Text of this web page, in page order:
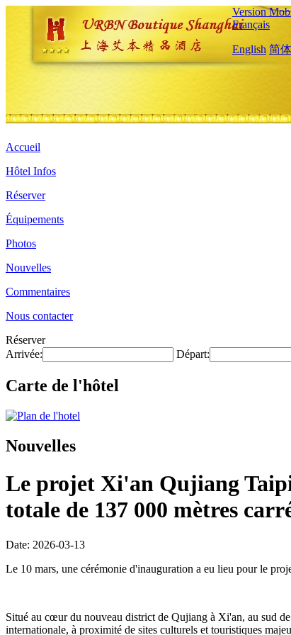
Version
Français
English 简
Accueil
Hôtel Infos
Réserver
Équipements
Photos
Nouvelles
Commentaires
Nous contacter
Réserver
Arrivée:
Départ:
Carte de l'hôtel
Nouvelles
Le projet Xi'an Qujiang
totale de 137 000 mètres
Date: 2026-03-13
Le 10 mars, une cérémonie d'inauguration a eu lieu pour le
Situé au cœur du nouveau district de Qujiang à Xi'an, au sud
internationale, à proximité de sites culturels et touristiques